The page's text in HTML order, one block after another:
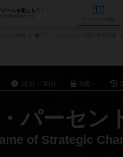
ームを楽しもう！
の総合情報サイト
データベー
10分～30分 8歳～
パーセン
of Strategic